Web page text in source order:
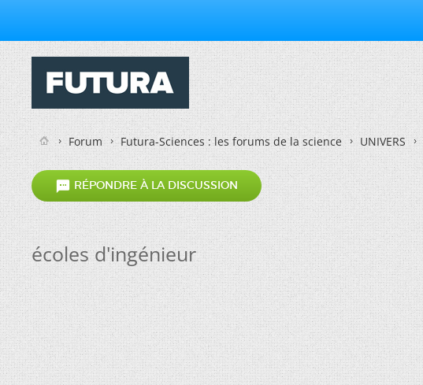
Forum Futura-Sciences : les forums de la science UNIVERS
 RÉPONDRE À LA DISCUSSION
écoles d'ingénieur